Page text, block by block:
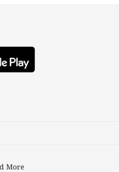
Pte Ltd.
More